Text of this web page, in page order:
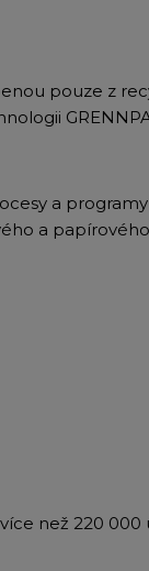
pouze z
a
a
než 220 000